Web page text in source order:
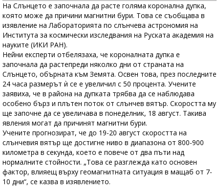
На Слънцето е започнала да расте голяма коронална дупка,
която може да причини магнитни бури. Това се съобщава в
изявление на Лабораторията по слънчева астрономия на
Института за космически изследвания на Руската академия на
науките (ИКИ РАН).
Нейни експерти отбелязаха, че короналната дупка е
започнала да растепреди няколко дни от страната на
Слънцето, обърната към Земята. Освен това, през последните
24 часа размерът ѝ се е увеличил с 50 процента. Учените
заявиха, че в района на дупката трябва да се наблюдава
особено бърз и плътен поток от слънчев вятър. Скоростта му
ще започне да се увеличава в понеделник, 18 август. Такива
явления могат да причинят магнитни бури.
Учените прогнозират, че до 19-20 август скоростта на
слънчевия вятър ще достигне ниво в диапазона от 800-900
километра в секунда, което е повече от два пъти над
нормалните стойности. „Това се разглежда като основен
фактор, влияещ върху геомагнитната ситуация в мащаб от 7-
10 дни“, се казва в изявлението.